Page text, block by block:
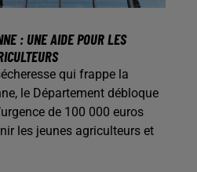
: UNE AIDE POUR LES
qui frappe la
le Département débloque
de 100 000 euros
les jeunes agriculteurs et